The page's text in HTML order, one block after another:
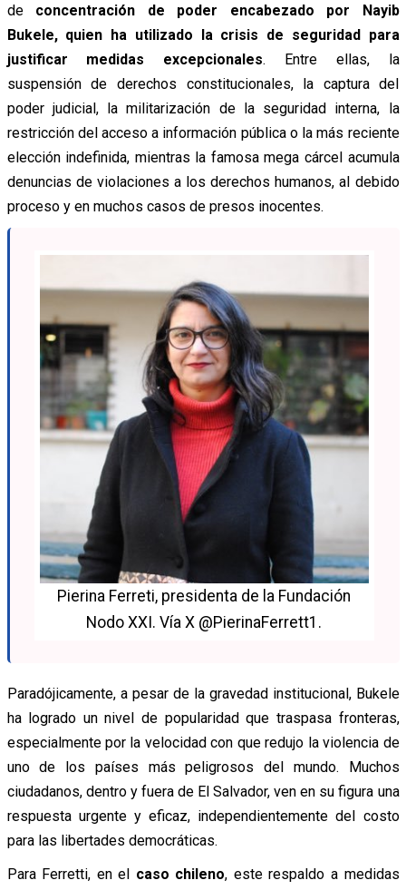
de concentración de poder encabezado por Nayib
Bukele, quien ha utilizado la crisis de seguridad para
justificar medidas excepcionales. Entre ellas, la
suspensión de derechos constitucionales, la captura del
poder judicial, la militarización de la seguridad interna, la
restricción del acceso a información pública o la más reciente
elección indefinida, mientras la famosa mega cárcel acumula
denuncias de violaciones a los derechos humanos, al debido
proceso y en muchos casos de presos inocentes.
Pierina Ferreti, presidenta de la Fundación
Nodo XXI. Vía X @PierinaFerrett1.
Paradójicamente, a pesar de la gravedad institucional, Bukele
ha logrado un nivel de popularidad que traspasa fronteras,
especialmente por la velocidad con que redujo la violencia de
uno de los países más peligrosos del mundo. Muchos
ciudadanos, dentro y fuera de El Salvador, ven en su figura una
respuesta urgente y eficaz, independientemente del costo
para las libertades democráticas.
Para Ferretti, en el caso chileno, este respaldo a medidas